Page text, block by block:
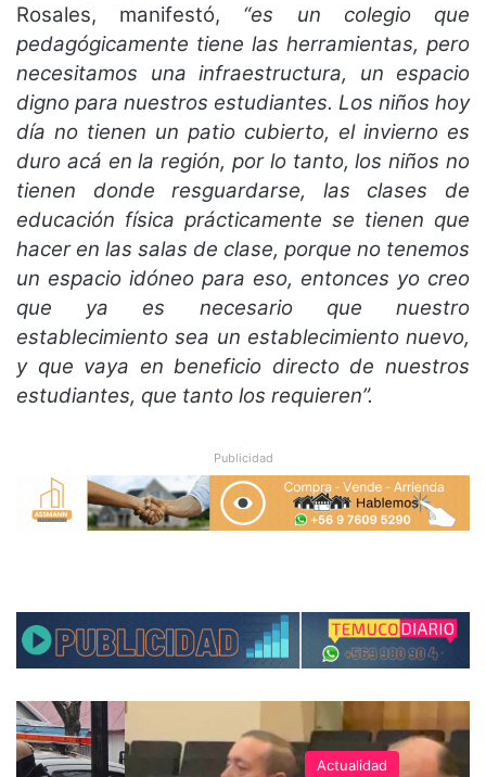
Rosales, manifestó, “es un colegio que
pedagógicamente tiene las herramientas, pero
necesitamos una infraestructura, un espacio
digno para nuestros estudiantes. Los niños hoy
día no tienen un patio cubierto, el invierno es
duro acá en la región, por lo tanto, los niños no
tienen donde resguardarse, las clases de
educación física prácticamente se tienen que
hacer en las salas de clase, porque no tenemos
un espacio idóneo para eso, entonces yo creo
que ya es necesario que nuestro
establecimiento sea un establecimiento nuevo,
y que vaya en beneficio directo de nuestros
estudiantes, que tanto los requieren”.
Publicidad
Actualidad